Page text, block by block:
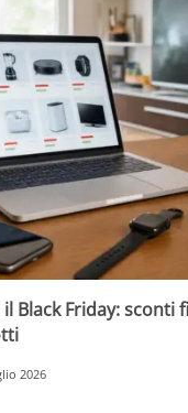
Black Friday: sconti
2026